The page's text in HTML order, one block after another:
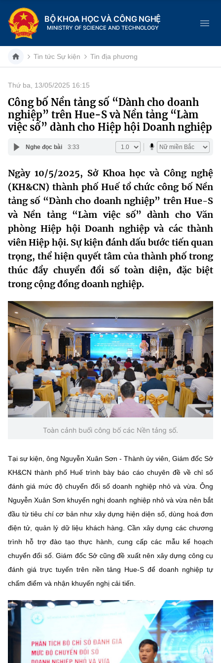
BỘ KHOA HỌC VÀ CÔNG NGHỆ
MINISTRY OF SCIENCE AND TECHNOLOGY
Danh mục
Trang chủ
Cơ cấu tổ chức
Lịch sử phát triển
Sở Khoa học và Công nghệ
Khoa học và Công nghệ
Đổi mới sáng tạo
Chuyển đổi số
Bưu chính, Viễn thông
Sở hữu trí tuệ
Tiêu chuẩn, đo lường, chất lượng
Năng lượng nguyên tử
Tin tổng hợp
Tin địa phương
Dịch vụ công
Hệ thống văn bản
Văn bản QPPL
Văn bản chỉ đạo điều hành
Lấy ý kiến người dân về dự thảo VBQPPL
MST IOFFICE
THỐNG KÊ
Khoa học và Công nghệ
Đổi mới sáng tạo
Chuyển đổi số
Bưu chính, Viễn thông
Sở hữu trí tuệ
Tiêu chuẩn, đo lường, chất lượng
Multimedia
THƯ ĐIỆN TỬ
Khác
Videos
Infographic
Ảnh
Voice
Nhiệm vụ trọng tâm
Vietnamese English
BỘ KHOA HỌC VÀ CÔNG NGHỆ
MINISTRY OF SCIENCE AND TECHNOLOGY
Điều khoản sử dụng Theo dõi MST:
Giám đốc Trung tâm Truyền thông Khoa học và Công nghệ.
Liên hệ
Địa chỉ: Ban Biên tập Cổng TTĐT - 18 Nguyễn Du, TP. Hà Nội
Điện thoại: 024 3936 9506
stc@mst.gov.vn
©2026 Bản quyền thuộc Bộ Khoa Học và Công Nghệ
Tin tức Sự kiện Tin địa phương
Thứ ba, 13/05/2025 16:15
Công bố Nền tảng số “Dành cho doanh
nghiệp” trên Hue-S và Nền tảng “Làm
việc số” dành cho Hiệp hội Doanh nghiệp
Nghe đọc bài 3:33
Ngày 10/5/2025, Sở Khoa học và Công nghệ
(KH&CN) thành phố Huế tổ chức công bố Nền
tảng số “Dành cho doanh nghiệp” trên Hue-S
và Nền tảng “Làm việc số” dành cho Văn
phòng Hiệp hội Doanh nghiệp và các thành
viên Hiệp hội. Sự kiện đánh dấu bước tiến quan
trọng, thể hiện quyết tâm của thành phố trong
thúc đẩy chuyển đổi số toàn diện, đặc biệt
trong cộng đồng doanh nghiệp.
Toàn cảnh buổi công bố các Nền tảng số.
Tại sự kiện, ông Nguyễn Xuân Sơn - Thành ủy viên, Giám đốc Sở
KH&CN thành phố Huế trình bày báo cáo chuyên đề về chỉ số
đánh giá mức độ chuyển đổi số doanh nghiệp nhỏ và vừa. Ông
Nguyễn Xuân Sơn khuyến nghị doanh nghiệp nhỏ và vừa nên bắt
đầu từ tiêu chí cơ bản như xây dựng hiện diện số, dùng hoá đơn
điện tử, quản lý dữ liệu khách hàng. Cần xây dựng các chương
trình hỗ trợ đào tạo thực hành, cung cấp các mẫu kế hoạch
chuyển đổi số. Giám đốc Sở cũng đề xuất nên xây dựng công cụ
đánh giá trực tuyến trên nền tảng Hue-S để doanh nghiệp tự
chấm điểm và nhận khuyến nghị cải tiến.